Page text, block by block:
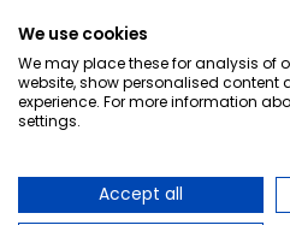
We use cookies
We may place these for analysis of
website, show personalised content
experience. For more information
settings.
Accept all